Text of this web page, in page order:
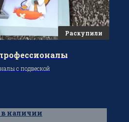
с подвеской
в наличии